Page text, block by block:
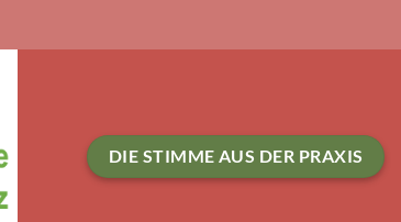
DIE STIMME AUS DER PRAXIS